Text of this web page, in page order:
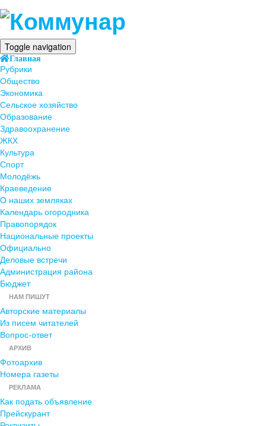
Toggle navigation
Главная
Рубрики
Общество
Экономика
Сельское хозяйство
Образование
Здравоохранение
ЖКХ
Культура
Спорт
Молодёжь
Краеведение
О наших земляках
Календарь огородника
Правопорядок
Национальные проекты
Официально
Деловые встречи
Администрация района
Бюджет
НАМ ПИШУТ
Авторские материалы
Из писем читателей
Вопрос-ответ
АРХИВ
Фотоархив
Номера газеты
РЕКЛАМА
Как подать объявление
Прейскурант